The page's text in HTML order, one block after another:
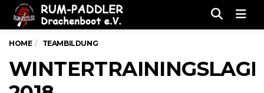
HOME TEAMBILDUNG